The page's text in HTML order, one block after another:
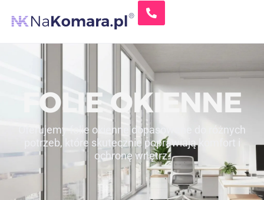
FOLIE OKIENNE
Oferujemy folie okienne dopasowane do różnych
potrzeb, które skutecznie poprawiają komfort i
ochronę wnętrz.